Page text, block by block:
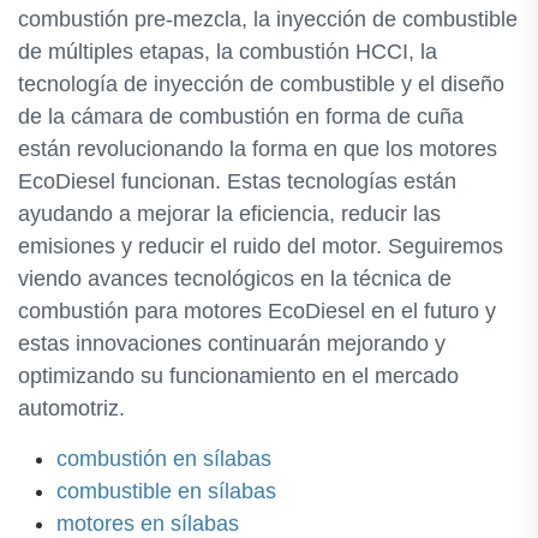
combustión pre-mezcla, la inyección de combustible
de múltiples etapas, la combustión HCCI, la
tecnología de inyección de combustible y el diseño
de la cámara de combustión en forma de cuña
están revolucionando la forma en que los motores
EcoDiesel funcionan. Estas tecnologías están
ayudando a mejorar la eficiencia, reducir las
emisiones y reducir el ruido del motor. Seguiremos
viendo avances tecnológicos en la técnica de
combustión para motores EcoDiesel en el futuro y
estas innovaciones continuarán mejorando y
optimizando su funcionamiento en el mercado
automotriz.
combustión en sílabas
combustible en sílabas
motores en sílabas